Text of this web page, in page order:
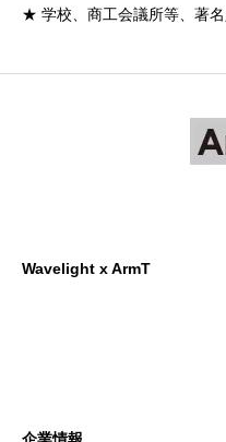
★ 学校、商工会議所等、著
Wavelight x ArmT